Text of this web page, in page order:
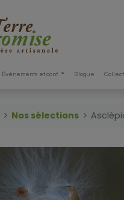
Événements et conf. Blogue
Nos sélections